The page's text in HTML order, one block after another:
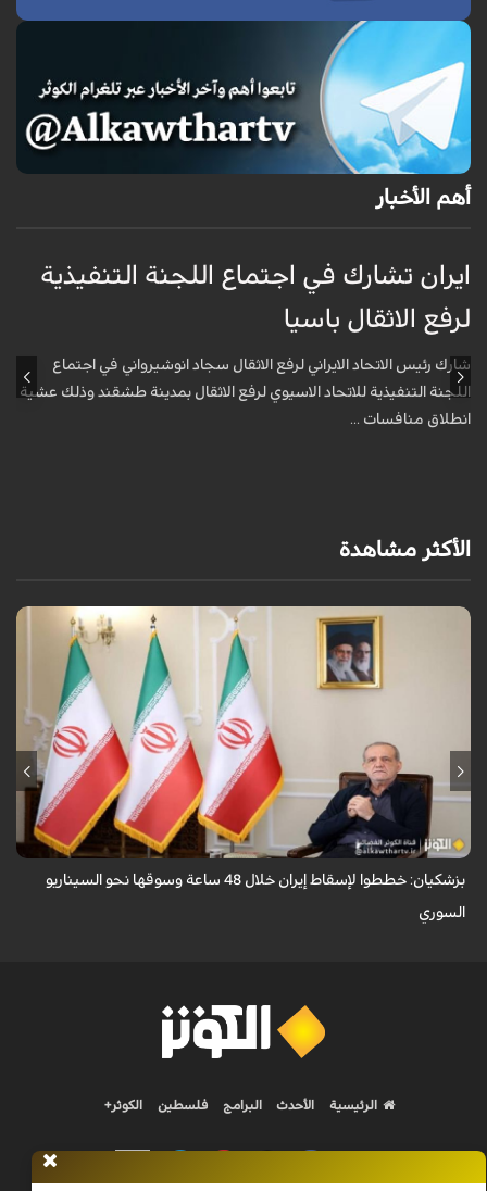
أهم الأخبار
ايران تشارك في اجتماع اللجنة التنفيذية
لرفع الاثقال باسيا
شارك رئيس الاتحاد الايراني لرفع الاثقال سجاد انوشيرواني في اجتماع
اللجنة التنفيذية للاتحاد الاسيوي لرفع الاثقال بمدينة طشقند وذلك عشية
انطلاق منافسات ...
الأكثر مشاهدة
قال الرئيس الايراني مسعود بزشكيان ان الأعداء وضعوا خططًا وتصوروا أن
بإمكانهم السيطرة على إيران خلال 48 ساعة كما فعلوا مع سوريا.
بزشكيان: خططوا لإسقاط إيران خلال 48 ساعة وسوقها نحو السيناريو
السوري
الرئيسية الأحدث البرامج فلسطين الكوثر+